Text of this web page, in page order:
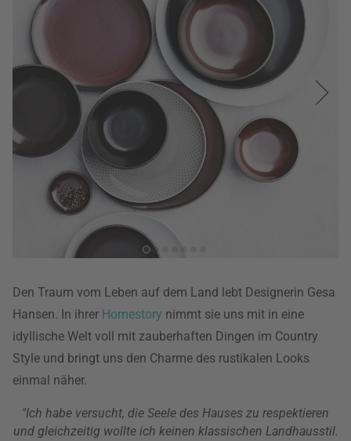
Den Traum vom Leben auf dem Land lebt Designerin Gesa
Hansen. In ihrer Homestory nimmt sie uns mit in eine
idyllische Welt voll mit zauberhaften Dingen im Country
Style und bringt uns den Charme des rustikalen Looks
einmal näher.
"Ich habe versucht, die Seele des Hauses zu respektieren
und gleichzeitig wollte ich keinen klassischen Landhausstil.